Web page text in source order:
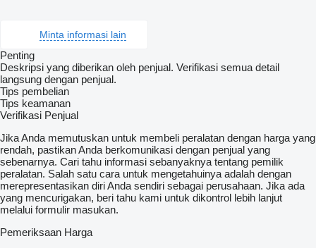
Minta informasi lain
Penting
Deskripsi yang diberikan oleh penjual. Verifikasi semua detail
langsung dengan penjual.
Tips pembelian
Tips keamanan
Verifikasi Penjual
Jika Anda memutuskan untuk membeli peralatan dengan harga yang
rendah, pastikan Anda berkomunikasi dengan penjual yang
sebenarnya. Cari tahu informasi sebanyaknya tentang pemilik
peralatan. Salah satu cara untuk mengetahuinya adalah dengan
merepresentasikan diri Anda sendiri sebagai perusahaan. Jika ada
yang mencurigakan, beri tahu kami untuk dikontrol lebih lanjut
melalui formulir masukan.
Pemeriksaan Harga